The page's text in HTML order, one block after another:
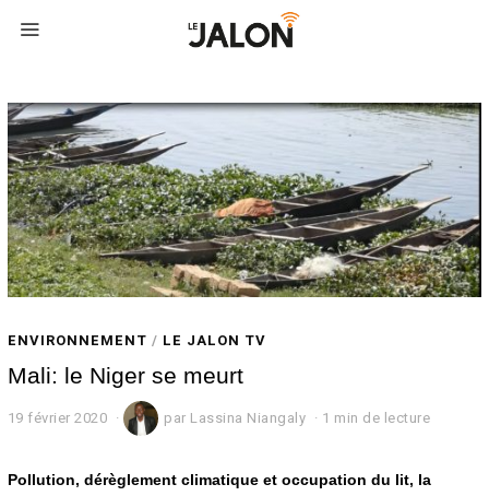
ENVIRONNEMENT / LE JALON TV
Mali: le Niger se meurt
19 février 2020
é
par Lassina Niangaly 1 min de lecture
Pollution, dérèglement climatique et occupation du lit, la